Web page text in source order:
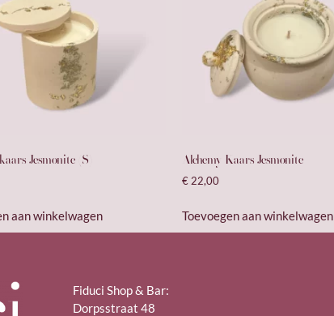
Jesmonite (S)
aan winkelwagen
Alchemy Kaars Jesmonite
€22,00
Toevoegen aan winkelwagen
Fiduci Shop & Bar:
Dorpsstraat 48